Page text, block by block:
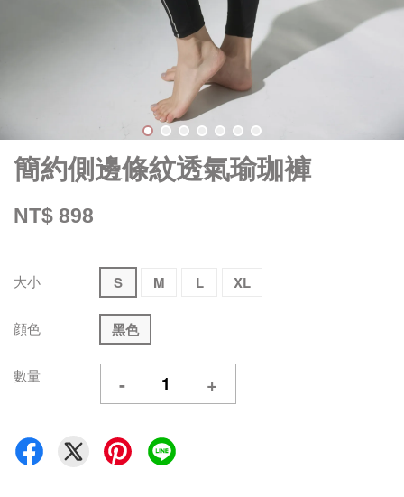
簡約側邊條紋透氣瑜珈褲
NT$ 898
大小 S M L XL
顔色 黑色
數量 - +